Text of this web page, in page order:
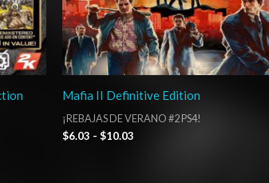
Mafia II Definitive Edition
¡REBAJAS DE VERANO #2 PS4!
$6.03 - $10.03